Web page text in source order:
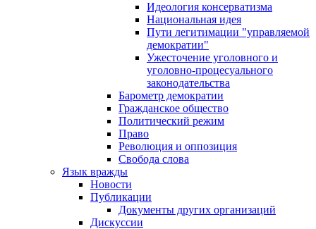
Идеология консерватизма
Национальная идея
Пути легитимации "управляемой
демократии"
Ужесточение уголовного и
уголовно-процесуального
законодательства
Барометр демократии
Гражданское общество
Политический режим
Право
Революция и оппозиция
Свобода слова
Язык вражды
Новости
Публикации
Документы других организаций
Дискуссии